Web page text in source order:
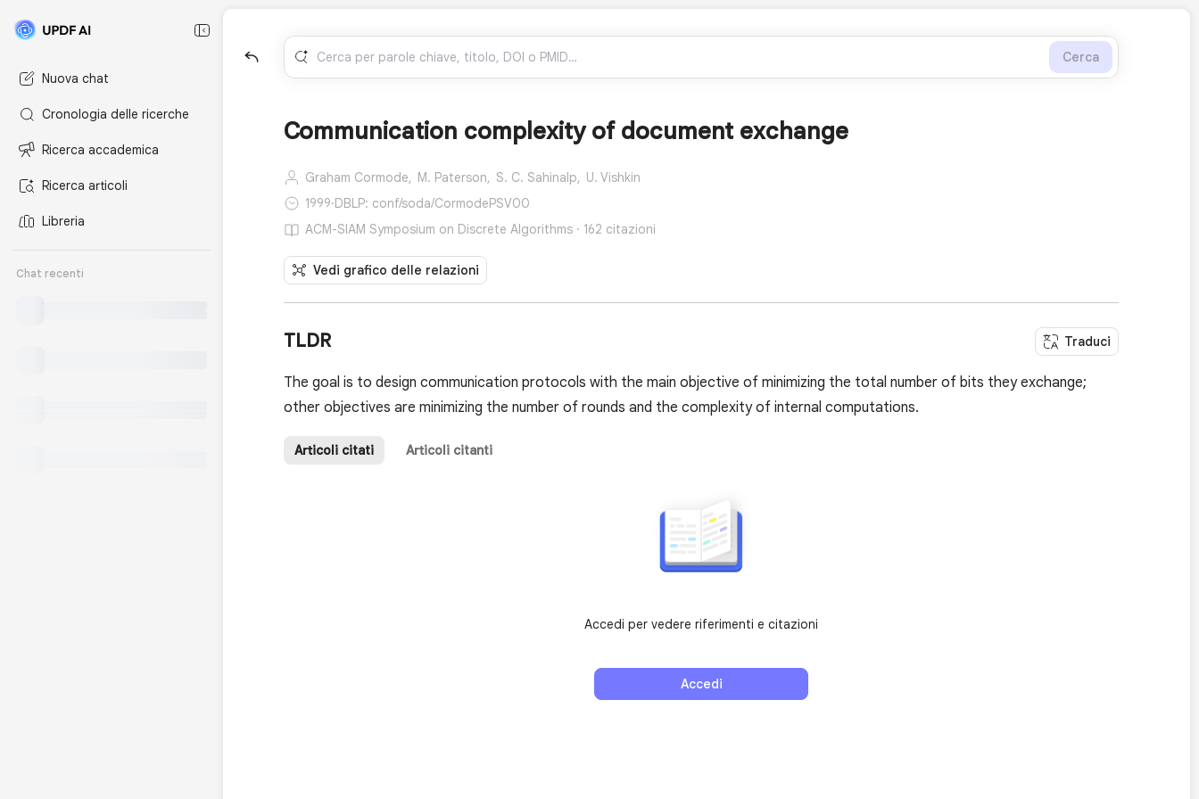
Nuova chat
Cronologia delle ricerche
Ricerca accademica
Ricerca articoli
Libreria
Chat recenti
Cerca
Communication complexity of document exchange
Graham Cormode, M. Paterson, S. C. Sahinalp, U. Vishkin
1999·DBLP: conf/soda/CormodePSV00
ACM-SIAM Symposium on Discrete Algorithms · 162 citazioni
Vedi grafico delle relazioni
TLDR Traduci
The goal is to design communication protocols with the main objective of minimizing the total number of bits they exchange;
other objectives are minimizing the number of rounds and the complexity of internal computations.
Articoli citati Articoli citanti
Accedi per vedere riferimenti e citazioni
Accedi